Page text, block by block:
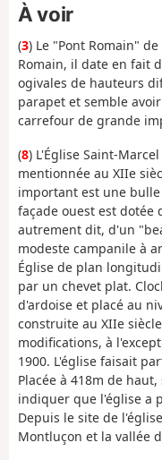
À voir
(3) Le "Pont Romain"
Romain, il date en fait
ogivales de hauteurs
parapet et semble
carrefour de grande
(8) L'Église Saint-
mentionnée au XIIe
important est une bulle
façade ouest est dotée
autrement dit, d'un
modeste campanile à
Église de plan
par un chevet plat.
d'ardoise et placé au
construite au XIIe
modifications, à
1900. L'église faisait
Placée à 418m de
indiquer que l'église a
Depuis le site de
Montluçon et la vallée